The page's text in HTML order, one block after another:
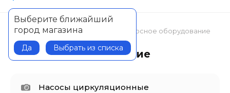
Выберите ближайший
город магазина
Да Выбрать из списка
Главная Водоснабжение Насосное оборудование
Насосное оборудование
Насосы циркуляционные